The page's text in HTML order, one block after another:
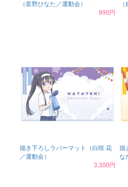
（星野ひなた／運動会）
990円
描き下ろしラバーマット（白咲 花
／運動会）
3,300円
描
な